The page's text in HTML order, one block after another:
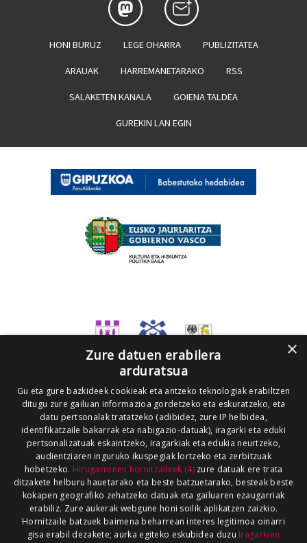
HONI BURUZ LEGE OHARRA PUBLIZITATEA
ARAUAK HARREMANETARAKO RSS
SALAKETEN KANALA GOIENA TALDEA
GUREKIN LAN EGIN
×
Zure datuen erabilera
arduratsua
Gu eta gure bazkideek cookieak eta antzeko teknologiak erabiltzen
ditugu zure gailuan informazioa gordetzeko eta eskuratzeko, eta
datu pertsonalak tratatzeko (adibidez, zure IP helbidea,
identifikatzaile bakarrak eta nabigazio-datuak), iragarki eta eduki
pertsonalizatuak eskaintzeko, iragarkiak eta edukia neurtzeko,
audientziaren inguruko ikuspegiak lortzeko eta zerbitzuak
hobetzeko. Hirugarrenen hornitzaileek (4)zure datuak ere trata
ditzakete helburu hauetarako eta beste batzuetarako, besteak beste
kokapen geografiko zehatzeko datuak eta gailuaren ezaugarriak
erabiliz. Zure aukerak webgune honi soilik aplikatzen zaizkio.
Hornitzaile batzuek baimena beharrean interes legitimoa oinarri
gisa erabil dezakete; aurka egiteko eskubidea duzu Iragarkien